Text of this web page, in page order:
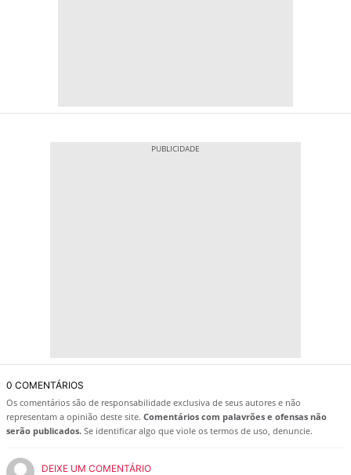
0 COMENTÁRIOS
Os comentários são de responsabilidade exclusiva de seus autores e não
representam a opinião deste site. Comentários com palavrões e ofensas não
serão publicados. Se identificar algo que viole os termos de uso, denuncie.
DEIXE UM COMENTÁRIO